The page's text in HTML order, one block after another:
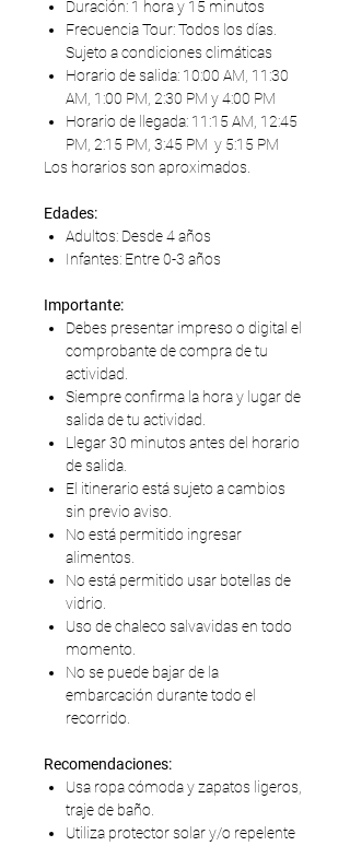
Duración: 1 hora y 15 minutos
Frecuencia Tour: Todos los días.
Sujeto a condiciones climáticas
Horario de salida: 10:00 AM, 11:30
AM, 1:00 PM, 2:30 PM y 4:00 PM
Horario de llegada: 11:15 AM, 12:45
PM, 2:15 PM, 3:45 PM y 5:15 PM
Los horarios son aproximados.
Edades:
Adultos: Desde 4 años
Infantes: Entre 0-3 años
Importante:
Debes presentar impreso o digital el
comprobante de compra de tu
actividad.
Siempre confirma la hora y lugar de
salida de tu actividad.
Llegar 30 minutos antes del horario
de salida.
El itinerario está sujeto a cambios
sin previo aviso.
No está permitido ingresar
alimentos.
No está permitido usar botellas de
vidrio.
Uso de chaleco salvavidas en todo
momento.
No se puede bajar de la
embarcación durante todo el
recorrido.
Recomendaciones:
Usa ropa cómoda y zapatos ligeros,
traje de baño.
Utiliza protector solar y/o repelente